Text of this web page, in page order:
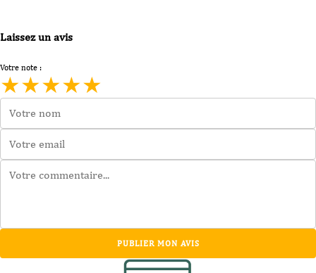
Laissez un avis
Votre note :
★★★★★
PUBLIER MON AVIS